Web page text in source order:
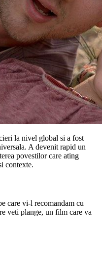
la nivel global si a fost
A devenit rapid un
povestilor care ating
contexte.
care vi-l recomandam cu
veti plange, un film care va